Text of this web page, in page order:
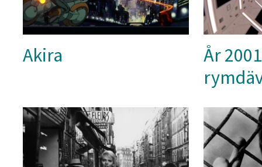
Akira
År